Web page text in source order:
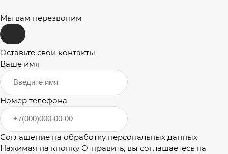
Мы вам перезвоним
Оставьте свои контакты
Ваше имя
Номер телефона
Соглашение на обработку персональных данных
Нажимая на кнопку Отправить, вы соглашаетесь на